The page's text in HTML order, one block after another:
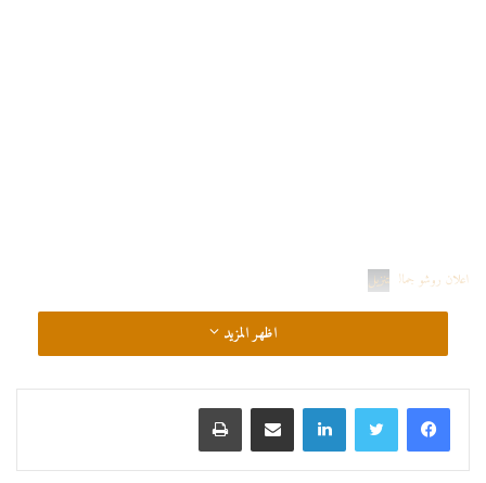
اعلان روشو جمال تنزيل
اظهر المزيد
لينكدإن مشاركة عبر البريد طباعة